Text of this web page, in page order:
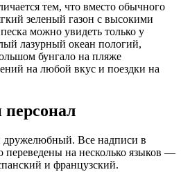
тем, что вместо обычного
зеленый газон с высокими
можно увидеть только у
лазурный океан пологий,
бунгало на пляже
на любой вкус и поездки на
Все надписи в
переведены на несколько языков —
и французский.